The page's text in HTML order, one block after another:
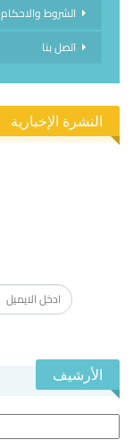
الشروط والاحكام
اتصل بنا
النشرة الإخبارية
الأرشيف